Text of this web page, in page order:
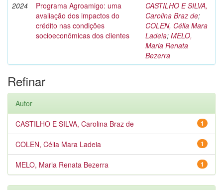
2024
Programa Agroamigo: uma
avaliação dos impactos do
crédito nas condições
socioeconômicas dos clientes
CASTILHO E SILVA,
Carolina Braz de;
COLEN, Célia Mara
Ladeia; MELO,
Maria Renata
Bezerra
Refinar
Autor
1
CASTILHO E SILVA, Carolina Braz de
1
COLEN, Célia Mara Ladeia
1
MELO, Maria Renata Bezerra